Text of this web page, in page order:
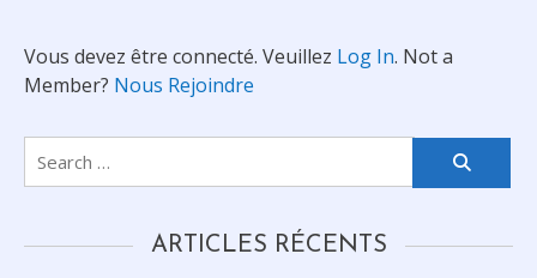
Vous devez être connecté. Veuillez Log In. Not a
Member? Nous Rejoindre
Search
ARTICLES RÉCENTS